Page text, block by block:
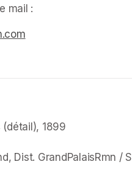
mail :
(détail), 1899
Dist. GrandPalaisRmn /